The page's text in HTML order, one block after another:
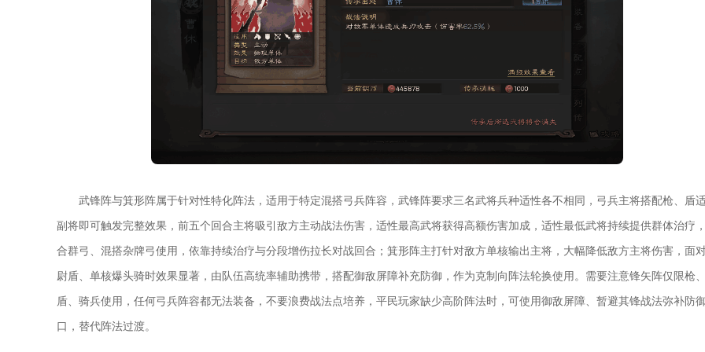
武锋阵与箕形阵属于针对性特化阵法，适用于特定混搭弓兵阵容，武锋阵要求三名武将兵种适性各不相同，弓兵主将搭配枪、盾
副将即可触发完整效果，前五个回合主将吸引敌方主动战法伤害，适性最高武将获得高额伤害加成，适性最低武将持续提供群体治疗
合群弓、混搭杂牌弓使用，依靠持续治疗与分段增伤拉长对战回合；箕形阵主打针对敌方单核输出主将，大幅降低敌方主将伤害，面
尉盾、单核爆头骑时效果显著，由队伍高统率辅助携带，搭配御敌屏障补充防御，作为克制向阵法轮换使用。需要注意锋矢阵仅限枪、
盾、骑兵使用，任何弓兵阵容都无法装备，不要浪费战法点培养，平民玩家缺少高阶阵法时，可使用御敌屏障、暂避其锋战法弥补防
口，替代阵法过渡。